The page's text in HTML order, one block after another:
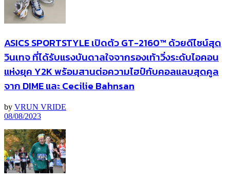
ASICS SPORTSTYLE เปิดตัว GT-2160™ ด้วยดีไซน์สุด
วินเทจ ที่ได้รับแรงบันดาลใจจากรองเท้าวิ่งระดับไอคอน
แห่งยุค Y2K พร้อมสานต่อความไฮป์กับคอลแลบสุดคูล
จาก DIME และ Cecilie Bahnsan
by VRUN VRIDE
08/08/2023